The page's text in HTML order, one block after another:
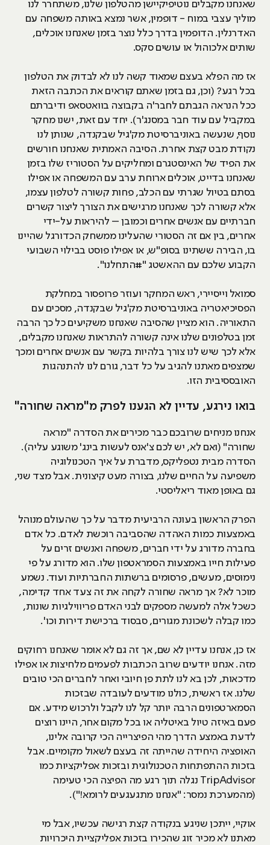
שאנחנו מקבלים נוטיפיקיישן מהטלפון שלנו, משתחרר לנו
מוליך עצבי במוח - דופמין, אשר נמצא באותה משפחה עם
האדרנלין. הדופמין בדרך כלל נוצר בזמן שאנחנו אוכלים,
שותים אלכוהול או עושים סקס.
אז מה הפלא בעצם שמאוד קשה לנו לא לבדוק את הטלפון
בכל רגע? (וכן, גם בזמן שאתם קוראים את הכתבה הזאת
ככל הנראה הגבתם לחבר'ה בקבוצה בוואטסאפ ודיברתם
במקביל עם עוד חבר במסנג'ר). יחד עם זאת, ישנו מחקר
נוסף, שנעשה באוניברסיטת מק'גיל שבקנדה, שנותן לנו
נקודת מבט קצת אחרת. הסיבה האמתית שאנחנו חורשים
את הפיד של האינסטגרם ומחליקים על הסטוריז שלו בזמן
שאנחנו בדייט, אוכלים ארוחת ערב עם המשפחה או אפילו
בסתם בטיול שגרתי עם הכלב, פחות קשורה לטלפון עצמו,
אלא קשורה לכך שאנחנו מרגישים את הצורך ליצור קשרים
חברתיים עם אנשים אחרים וכמובן – להיראות על-ידי
אחרים, בין אם זה הסטורי שהעלינו ממשחק הכדורגל שהיינו
בו, הבירה ששתינו בסופ"ש, או אפילו פוסט בבילוי השבועי
הקבוע שלכם עם ההאשטג "#התחלנו".
סמואל וייסיירי, ראש המחקר ועוזר פרופסור במחלקת
הפסיכיאטריה באוניברסיטת מק'גיל שבקנדה, מסכים עם
התאוריה. הוא מציין שהסיבה שאנחנו משקיעים כל כך הרבה
זמן בטלפונים שלנו אינה קשורה להתראות שאנחנו מקבלים,
אלא לכך שיש לנו צורך בלהיות בקשר עם אנשים אחרים ומכך
שמצפים מאתנו להגיב על כל דבר, גורם לנו להתנהגות
האובססיבית הזו.
בואו נירגע, עדיין לא הגענו לפרק מ"מראה שחורה"
אנחנו מניחים שרובכם כבר מכירים את הסדרה "מראה
שחורה" (ואם לא, יש לכם צ'אנס לעשות בינג' משוגע עליה).
הסדרה מבית נטפליקס, מדברת על איך הטכנולוגיה
משפיעה על החיים שלנו, בצורה מעט קיצונית. אבל מצד שני,
גם באופן מאוד ריאליסטי.
הפרק הראשון בעונה הרביעית מדבר על כך שהעולם מנוהל
באמצעות כמות האהדה שהסביבה רוכשת לאדם. כל אדם
בחברה מדורג על ידי חברים, משפחה ואנשים זרים על
פעילות חייו באמצעות הסמראטפון שלו. הוא מדורג על פי
נימוסים, מעשים, פרסומים ברשתות החברתיות ועוד. נשמע
מוכר לא? אך מראה שחורה לקחה את זה צעד אחד קדימה,
כשכל אלה למעשה מספקים לבני האדם פריווילגיות שונות,
כמו קבלה לשכונת מגורים, סבסוד ברכישת דירות וכו'.
אז כן, אנחנו עדיין לא שם, אך זה גם לא אומר שאנחנו רחוקים
מזה. אנחנו יודעים שרוב הכתבות לפעמים מלחיצות או אפילו
מדכאות, לכן בא לנו לתת פן חיובי ואחר לחברים הכי טובים
שלנו. אז ראשית, כולנו מודעים לעובדה שבזכות
הסמארטפונים הרבה יותר קל לנו לקבל ולרכוש מידע. אם
פעם באיזה טיול באיטליה או בכל מקום אחר, היינו רוצים
לדעת באמצע הדרך מהי הפיצרייה הכי קרובה אלינו,
האופציה היחידה שהייתה זה בעצם לשאול מקומיים. אבל
בזכות ההתפתחות הטכנולוגית ובזכות אפליקציות כמו
TripAdvisor נגלה תוך רגע מה הפיצה הכי טעימה
(מהמערכת נמסר: "אנחנו מתגעגעים לרומא!").
אוקיי, ייתכן שניגע בנקודה קצת רגישה עכשיו, אבל מי
מאתנו לא מכיר זוג שהכירו בזכות אפליקציית היכרויות